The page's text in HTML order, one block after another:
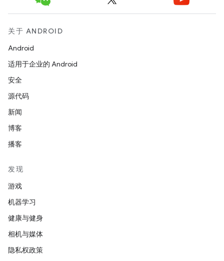
关于 ANDROID
Android
适用于企业的 Android
安全
源代码
新闻
博客
播客
发现
游戏
机器学习
健康与健身
相机与媒体
隐私权政策